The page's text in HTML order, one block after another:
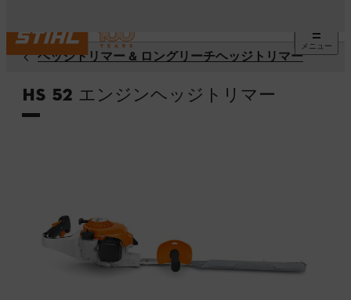
メニュー
ヘッジトリマー & ロングリーチヘッジトリマー
HS 52 エンジンヘッジトリマー